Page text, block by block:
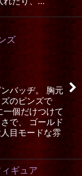
ズ
バッヂ。 胸元
のピンズで
個だけつけて
で、 ゴールド
目モードな雰
ギュア